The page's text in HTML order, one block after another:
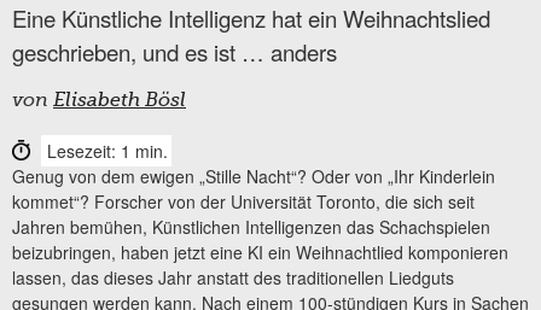
Eine Künstliche Intelligenz hat ein Weihnachtslied
geschrieben, und es ist … anders
von Elisabeth Bösl
Lesezeit: 1 min.
Genug von dem ewigen „Stille Nacht“? Oder von „Ihr Kinderlein
kommet“? Forscher von der Universität Toronto, die sich seit
Jahren bemühen, Künstlichen Intelligenzen das Schachspielen
beizubringen, haben jetzt eine KI ein Weihnachtlied komponieren
lassen, das dieses Jahr anstatt des traditionellen Liedguts
gesungen werden kann. Nach einem 100-stündigen Kurs in Sachen